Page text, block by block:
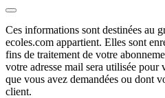
Ces informations sont destinées au
ecoles.com appartient. Elles sont
fins de traitement de votre
votre adresse mail sera utilisée pour
que vous avez demandées ou dont
client.